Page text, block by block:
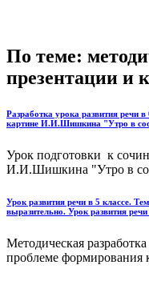
По теме:
презентации и
Разработка урока развития речи
картине И.И.Шишкина "Утро в
Урок подготовки к
И.И.Шишкина "Утро в
Урок развития речи в 5 классе.
выразительно. Урок развития речи
Методическая
проблеме формирования